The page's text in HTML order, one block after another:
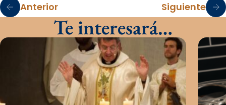
Anterior Siguiente
Te interesará…